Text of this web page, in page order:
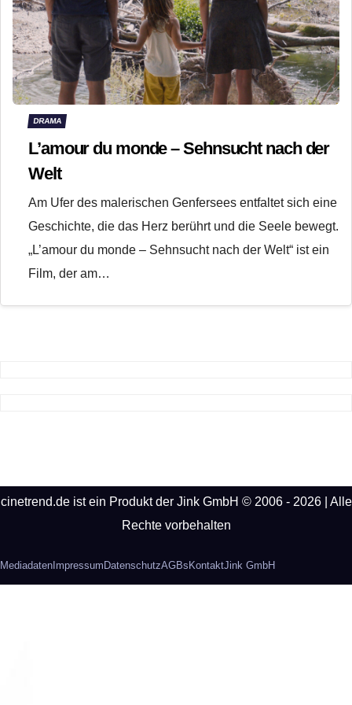
DRAMA
L’amour du monde – Sehnsucht nach der
Welt
Am Ufer des malerischen Genfersees entfaltet sich eine
Geschichte, die das Herz berührt und die Seele bewegt.
„L’amour du monde – Sehnsucht nach der Welt“ ist ein
Film, der am…
cinetrend.de ist ein Produkt der Jink GmbH © 2006 - 2026 | Alle
Rechte vorbehalten
MediadatenImpressumDatenschutzAGBsKontaktJink GmbH